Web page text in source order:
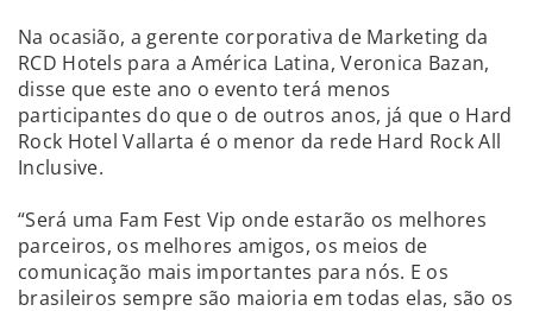
Na ocasião, a gerente corporativa de Marketing da
RCD Hotels para a América Latina, Veronica Bazan,
disse que este ano o evento terá menos
participantes do que o de outros anos, já que o Hard
Rock Hotel Vallarta é o menor da rede Hard Rock All
Inclusive.
“Será uma Fam Fest Vip onde estarão os melhores
parceiros, os melhores amigos, os meios de
comunicação mais importantes para nós. E os
brasileiros sempre são maioria em todas elas, são os